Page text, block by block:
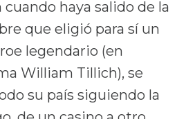
haya salido de la
que eligió para sí un
legendario (en
William Tillich), se
su país siguiendo la